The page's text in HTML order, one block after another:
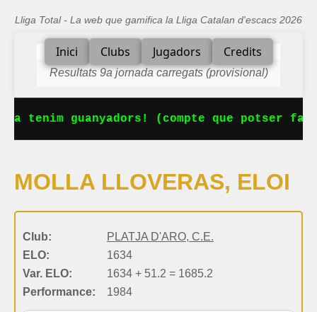
Lliga Total - La web que gamifica la Lliga Catalan d'escacs 2026
Inici Clubs Jugadors Credits
Resultats 9a jornada carregats (provisional)
tenim guanyadors! (compte que potser
MOLLA LLOVERAS, ELOI
Club:
PLATJA D'ARO, C.E.
ELO:
1634
Var. ELO:
1634 + 51.2 = 1685.2
Performance:
1984